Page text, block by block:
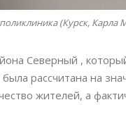
(Курск, Карла
Северный ,
была рассчитана на
жителей, а